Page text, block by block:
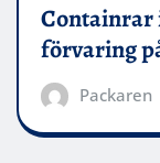
Containrar
förvaring
Packaren